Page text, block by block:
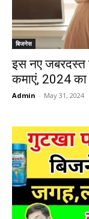
बिजनेस
इस नए जबरदस्त
कमाएं, 2024
Admin - May 31, 2024